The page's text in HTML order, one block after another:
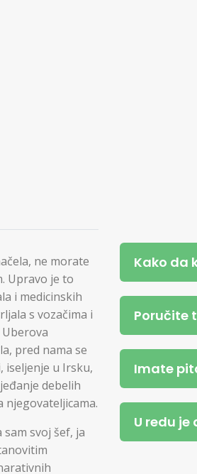
ne morate
Upravo je to
i medicinskih
s vozačima i
pred nama se
iseljenje u Irsku,
debelih
njegovateljicama.
svoj šef, ja
Kako da
Poručite
Imate
U redu